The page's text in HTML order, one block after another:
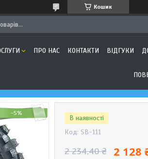
Кошик
ПРО НАС КОНТАКТИ ВІДГУКИ
–5%
В наявності
Код: SB-111
2 234,40 ₴ 2 128